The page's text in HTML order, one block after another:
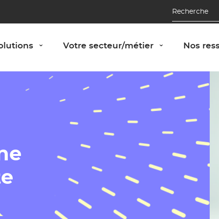
Recherche
› Afficher le panneau "Nos solutions"
Votre secteur/métier › Afficher le
Nos